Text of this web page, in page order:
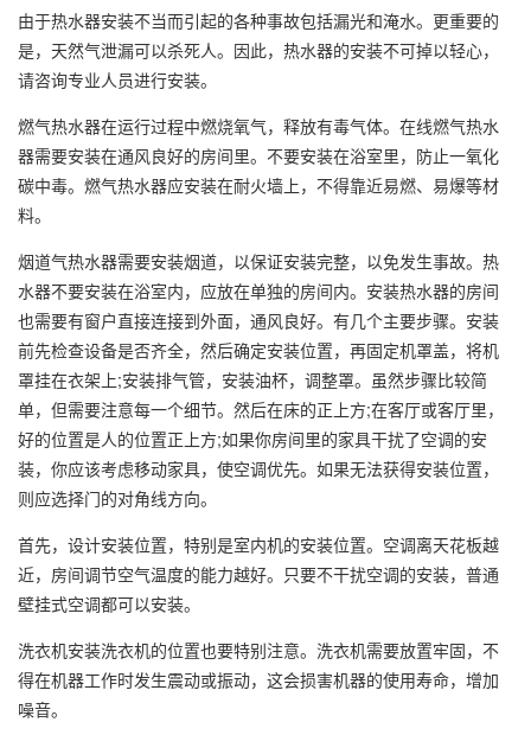
由于热水器安装不当而引起的各种事故包括漏光和淹水。更重要的
是，天然气泄漏可以杀死人。因此，热水器的安装不可掉以轻心，
请咨询专业人员进行安装。
燃气热水器在运行过程中燃烧氧气，释放有毒气体。在线燃气热水
器需要安装在通风良好的房间里。不要安装在浴室里，防止一氧化
碳中毒。燃气热水器应安装在耐火墙上，不得靠近易燃、易爆等材
料。
烟道气热水器需要安装烟道，以保证安装完整，以免发生事故。热
水器不要安装在浴室内，应放在单独的房间内。安装热水器的房间
也需要有窗户直接连接到外面，通风良好。有几个主要步骤。安装
前先检查设备是否齐全，然后确定安装位置，再固定机罩盖，将机
罩挂在衣架上;安装排气管，安装油杯，调整罩。虽然步骤比较简
单，但需要注意每一个细节。然后在床的正上方;在客厅或客厅里，
好的位置是人的位置正上方;如果你房间里的家具干扰了空调的安
装，你应该考虑移动家具，使空调优先。如果无法获得安装位置，
则应选择门的对角线方向。
首先，设计安装位置，特别是室内机的安装位置。空调离天花板越
近，房间调节空气温度的能力越好。只要不干扰空调的安装，普通
壁挂式空调都可以安装。
洗衣机安装洗衣机的位置也要特别注意。洗衣机需要放置牢固，不
得在机器工作时发生震动或振动，这会损害机器的使用寿命，增加
噪音。